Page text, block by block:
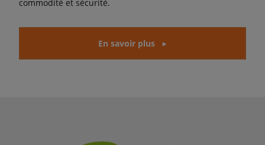
commodité et sécurité.
En savoir plus